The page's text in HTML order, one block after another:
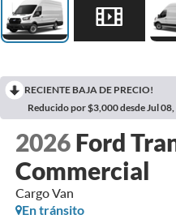
RECIENTE BAJA DE PRECIO!
Reducido por $3,000 desde Jul
2026 Ford
Commercial
Cargo Van
En tránsito